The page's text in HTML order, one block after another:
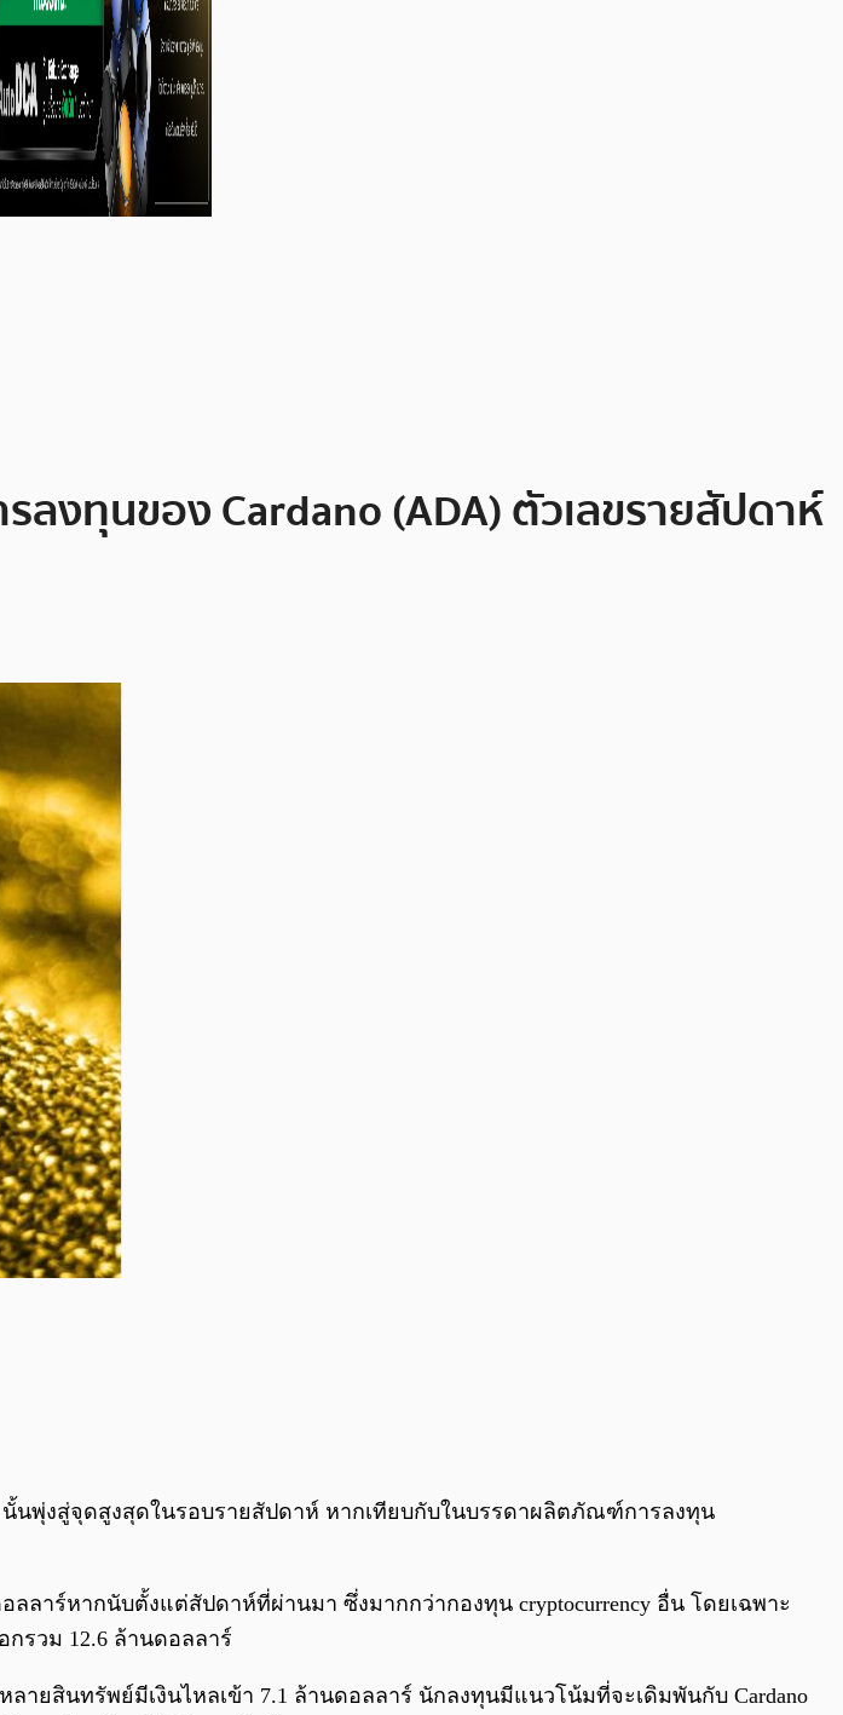
งทุนของ Cardano (ADA) ตัวเลขรายสัปดาห์
นพุ่งสู่จุดสูงสุดในรอบรายสัปดาห์ หากเทียบกับในบรรดาผลิตภัณฑ์การลงทุน
ลาร์หากนับตั้งแต่สัปดาห์ที่ผ่านมา ซึ่งมากกว่ากองทุน cryptocurrency อื่น โดยเฉพาะ
รวม 12.6 ล้านดอลลาร์
ยสินทรัพย์มีเงินไหลเข้า 7.1 ล้านดอลลาร์ นักลงทุนมีแนวโน้มที่จะเดิมพันกับ Cardano